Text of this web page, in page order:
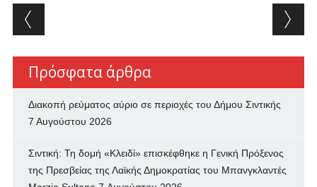
Post navigation
Πρόσφατα άρθρα
Διακοπή ρεύματος αύριο σε περιοχές του Δήμου Σιντικής
7 Αυγούστου 2026
Σιντική: Τη δομή «Κλειδί» επισκέφθηκε η Γενική Πρόξενος
της Πρεσβείας της Λαϊκής Δημοκρατίας του Μπανγκλαντές